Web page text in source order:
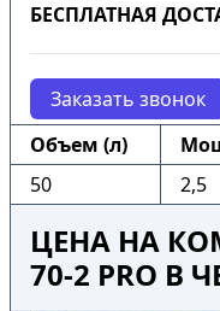
БЕСПЛАТНАЯ
Заказать звонок
Объем (л)
50
2,5
ЦЕНА НА
70-2 PRO В